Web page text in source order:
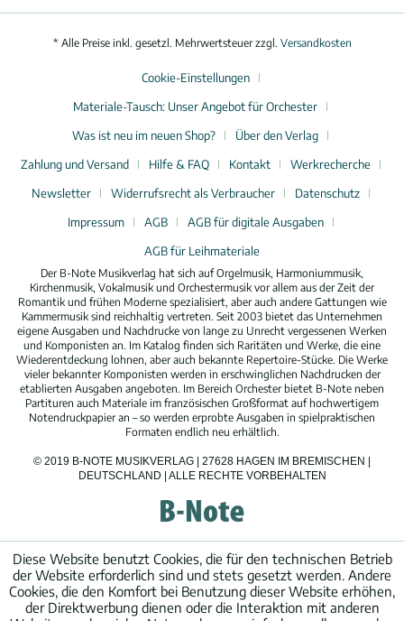
* Alle Preise inkl. gesetzl. Mehrwertsteuer zzgl. Versandkosten
Cookie-Einstellungen
Materiale-Tausch: Unser Angebot für Orchester
Was ist neu im neuen Shop?
Über den Verlag
Zahlung und Versand
Hilfe & FAQ Kontakt
Werkrecherche
Newsletter
Widerrufsrecht als Verbraucher
Datenschutz
Impressum
AGB
AGB für digitale Ausgaben
AGB für Leihmateriale
Der B-Note Musikverlag hat sich auf Orgelmusik, Harmoniummusik,
Kirchenmusik, Vokalmusik und Orchestermusik vor allem aus der Zeit der
Romantik und frühen Moderne spezialisiert, aber auch andere Gattungen wie
Kammermusik sind reichhaltig vertreten. Seit 2003 bietet das Unternehmen
eigene Ausgaben und Nachdrucke von lange zu Unrecht vergessenen Werken
und Komponisten an. Im Katalog finden sich Raritäten und Werke, die eine
Wiederentdeckung lohnen, aber auch bekannte Repertoire-Stücke. Die Werke
vieler bekannter Komponisten werden in erschwinglichen Nachdrucken der
etablierten Ausgaben angeboten. Im Bereich Orchester bietet B-Note neben
Partituren auch Materiale im französischen Großformat auf hochwertigem
Notendruckpapier an – so werden erprobte Ausgaben in spielpraktischen
Formaten endlich neu erhältlich.
© 2019 B-NOTE MUSIKVERLAG | 27628 HAGEN IM BREMISCHEN |
DEUTSCHLAND | ALLE RECHTE VORBEHALTEN
Diese Website benutzt Cookies, die für den technischen Betrieb
der Website erforderlich sind und stets gesetzt werden. Andere
Cookies, die den Komfort bei Benutzung dieser Website erhöhen,
der Direktwerbung dienen oder die Interaktion mit anderen